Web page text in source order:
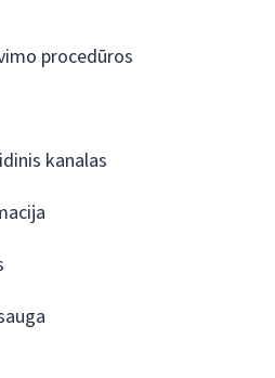
procedūros
kanalas